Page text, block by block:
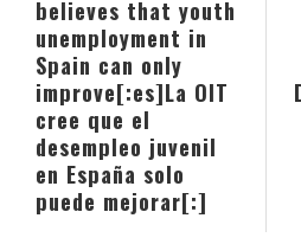
believes that youth
unemployment in
Spain can only
improve[:es]La OIT
cree que el
desempleo juvenil
en España solo
puede mejorar[:]